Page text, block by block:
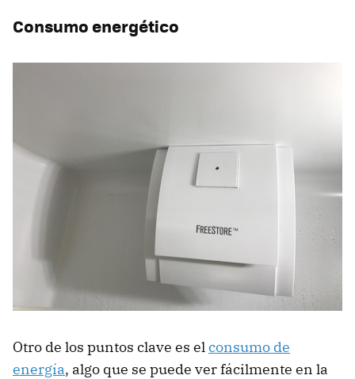
Consumo energético
Otro de los puntos clave es el consumo de
energía, algo que se puede ver fácilmente en la